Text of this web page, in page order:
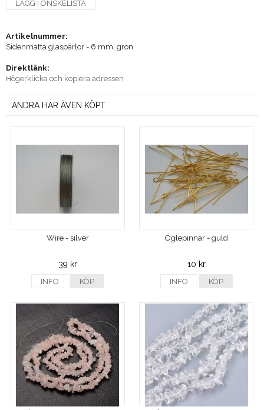
LÄGG I ÖNSKELISTA
Artikelnummer:
Sidenmatta glaspärlor - 6 mm, grön
Direktlänk:
Högerklicka och kopiera adressen
ANDRA HAR ÄVEN KÖPT
Wire - silver
39 kr
INFO KÖP
Öglepinnar - guld
10 kr
INFO KÖP